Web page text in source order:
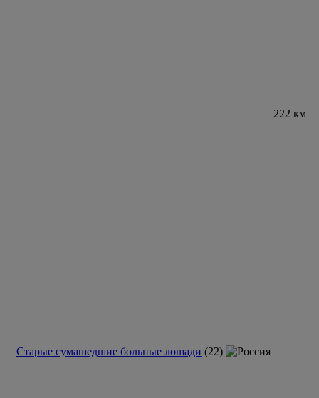
222 км
Старые сумашедшие больные лошади (22)